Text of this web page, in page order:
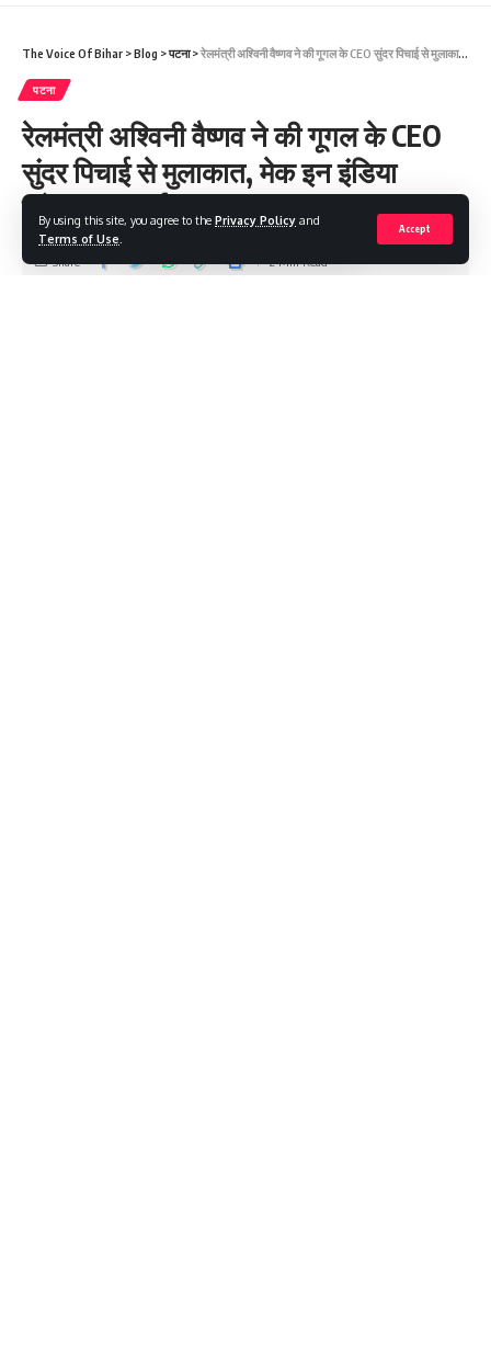
By using this site, you agree to the Privacy Policy and
Terms of Use
Accept
The Voice Of Bihar >Blog >पटना>रेलमंत्री अश्विनी वैष्णव ने की गूगल के CEO सुंदर पिचाई से मुलाकात, मेक इन इंडिया प्रोग्राम पर हुई खास बात
पटना
रेलमंत्री अश्विनी वैष्णव ने की गूगल के CEO
सुंदर पिचाई से मुलाकात, मेक इन इंडिया
प्रोग्राम पर हुई खास बात
Share 2 Min Read